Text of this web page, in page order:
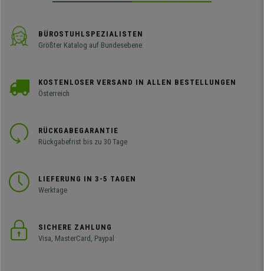
BÜROSTUHLSPEZIALISTEN
Größter Katalog auf Bundesebene
KOSTENLOSER VERSAND IN ALLEN BESTELLUNGEN
Österreich
RÜCKGABEGARANTIE
Rückgabefrist bis zu 30 Tage
LIEFERUNG IN 3-5 TAGEN
Werktage
SICHERE ZAHLUNG
Visa, MasterCard, Paypal